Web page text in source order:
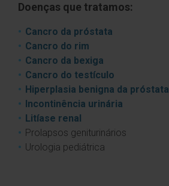
Doenças que tratamos:
Cancro da próstata
Cancro do rim
Cancro da bexiga
Cancro do testículo
Hiperplasia benigna da próstata
Incontinência urinária
Litíase renal
Prolapsos geniturinários
Urologia pediátrica